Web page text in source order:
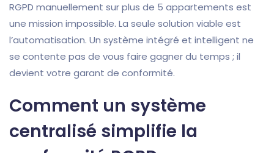
RGPD manuellement sur plus de 5 appartements est
une mission impossible. La seule solution viable est
l’automatisation. Un système intégré et intelligent ne
se contente pas de vous faire gagner du temps ; il
devient votre garant de conformité.
Comment un système
centralisé simplifie la